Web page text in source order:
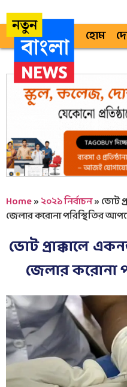
হোম
Home»২০২১ নির্বাচন»ভোট
জেলার করোনা পরিস্থিতির
ভোট প্রাক্কালে
জেলার করোনা